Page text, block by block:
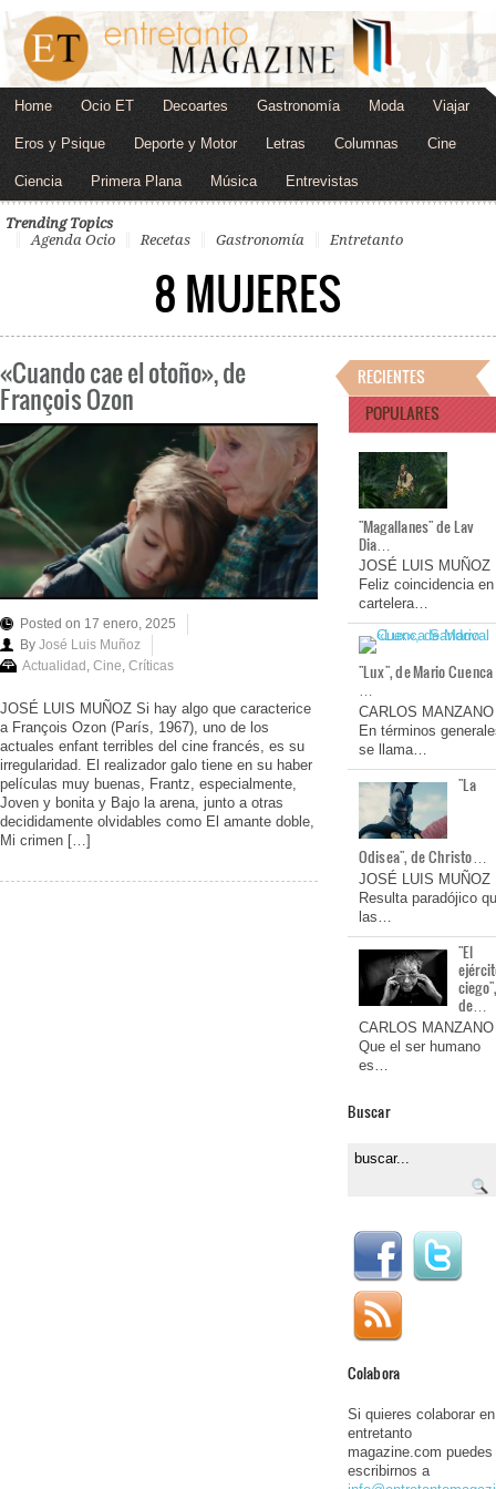
Home Ocio ET Decoartes Gastronomía Moda Viajar
Eros y Psique Deporte y Motor Letras Columnas Cine
Ciencia Primera Plana Música Entrevistas
Trending Topics
Agenda Ocio
Recetas Gastronomía Entretanto
8 MUJERES
«Cuando cae el otoño», de
François Ozon
Posted on 17 enero, 2025
By José Luis Muñoz
Actualidad, Cine, Críticas
JOSÉ LUIS MUÑOZ Si hay algo que caracterice
a François Ozon (París, 1967), uno de los
actuales enfant terribles del cine francés, es su
irregularidad. El realizador galo tiene en su haber
películas muy buenas, Frantz, especialmente,
Joven y bonita y Bajo la arena, junto a otras
decididamente olvidables como El amante doble,
Mi crimen […]
RECIENTES
POPULARES
"Magallanes" de Lav
Dia…
JOSÉ LUIS MUÑOZ
Feliz coincidencia en
cartelera…
"Lux", de Mario Cuenca
…
CARLOS MANZANO
En términos
se llama…
"La
Odisea", de Christo…
JOSÉ LUIS MUÑOZ
Resulta paradójico
las…
"El
de…
CARLOS MANZANO
Que el ser humano
es…
Buscar
Colabora
Si quieres colaborar en
entretanto
magazine.com puedes
escribirnos a